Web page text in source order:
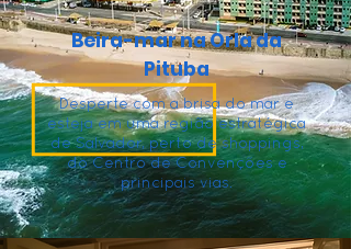
Beira-mar na Orla da
Pituba
Desperte com a brisa do mar e
esteja em uma região estratégica
de Salvador, perto de shoppings,
do Centro de Convenções e
principais vias.